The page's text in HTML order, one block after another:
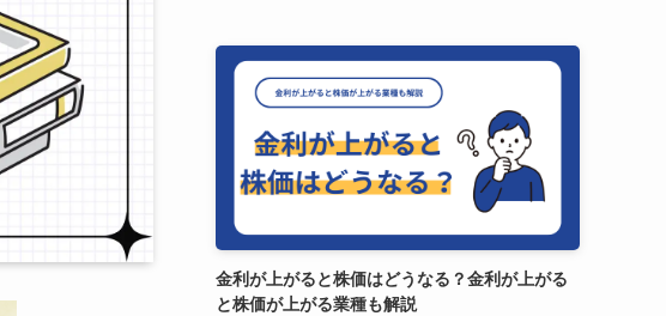
金利が上がると株価はどうなる？金利が上がる
と株価が上がる業種も解説